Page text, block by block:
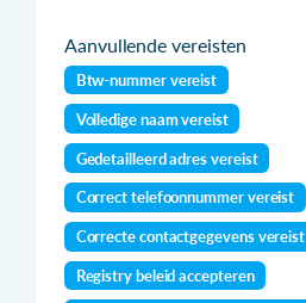
Aanvullende vereisten
Btw-nummer vereist
Volledige naam vereist
Gedetailleerd adres vereist
Correct telefoonnummer vereist
Correcte contactgegevens vereist
Registry beleid accepteren